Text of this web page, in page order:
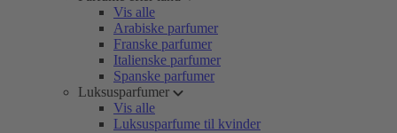
Vis alle
Arabiske parfumer
Franske parfumer
Italienske parfumer
Spanske parfumer
Luksusparfumer
Vis alle
Luksusparfume til kvinder